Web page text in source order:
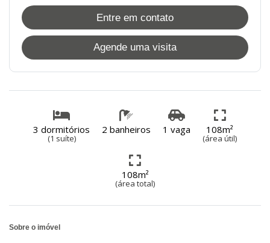
Entre em contato
Agende uma visita
3 dormitórios
(1 suíte)
2 banheiros 1 vaga 108m²
(área útil)
108m²
(área total)
Sobre o imóvel